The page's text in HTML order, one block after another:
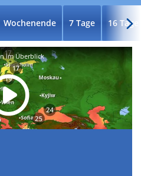
Wochenende 7 Tage 16 Tage
im Überblick